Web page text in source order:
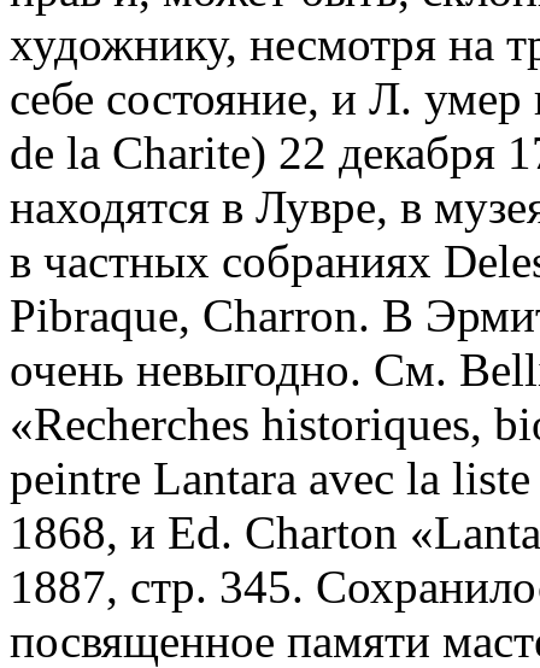
художнику, несмотря на
себе состояние, и Л.
de la Charite) 22 декабря
находятся в Лувре, в
в частных собраниях
Pibraque, Charron. В
очень невыгодно. См.
«Recherches historiques,
peintre Lantara avec la
1868, и Ed. Charton
1887, стр. 345.
посвященное памяти